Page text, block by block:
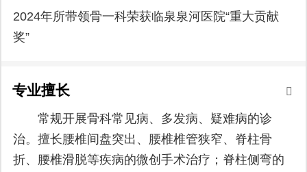
2024年所带领骨一科荣获临泉泉河医院“重大贡献
奖”
专业擅长
常规开展骨科常见病、多发病、疑难病的诊
治。擅长腰椎间盘突出、腰椎椎管狭窄、脊柱骨
折、腰椎滑脱等疾病的微创手术治疗；脊柱侧弯的